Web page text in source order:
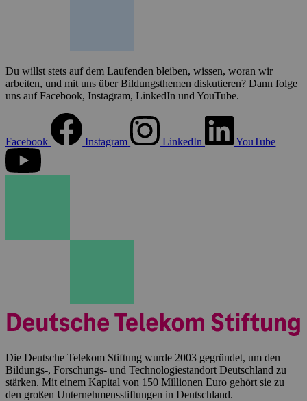
Du willst stets auf dem Laufenden bleiben, wissen, woran wir
arbeiten, und mit uns über Bildungsthemen diskutieren? Dann folge
uns auf Facebook, Instagram, LinkedIn und YouTube.
Facebook Instagram LinkedIn YouTube
Die Deutsche Telekom Stiftung wurde 2003 gegründet, um den
Bildungs-, Forschungs- und Technologiestandort Deutschland zu
stärken. Mit einem Kapital von 150 Millionen Euro gehört sie zu
den großen Unternehmensstiftungen in Deutschland.